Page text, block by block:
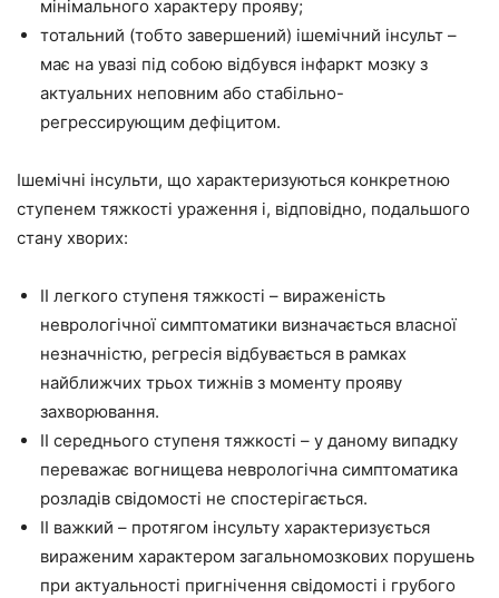
мінімального характеру прояву;
тотальний (тобто завершений) ішемічний інсульт –
має на увазі під собою відбувся інфаркт мозку з
актуальних неповним або стабільно-
регрессирующим дефіцитом.
Ішемічні інсульти, що характеризуються конкретною
ступенем тяжкості ураження і, відповідно, подальшого
стану хворих:
ІІ легкого ступеня тяжкості – вираженість
неврологічної симптоматики визначається власної
незначністю, регресія відбувається в рамках
найближчих трьох тижнів з моменту прояву
захворювання.
ІІ середнього ступеня тяжкості – у даному випадку
переважає вогнищева неврологічна симптоматика
розладів свідомості не спостерігається.
ІІ важкий – протягом інсульту характеризується
вираженим характером загальномозкових порушень
при актуальності пригнічення свідомості і грубого